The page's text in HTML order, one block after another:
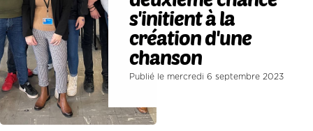
s'initient à la
création d'une
chanson
Publié le mercredi 6 septembre 2023